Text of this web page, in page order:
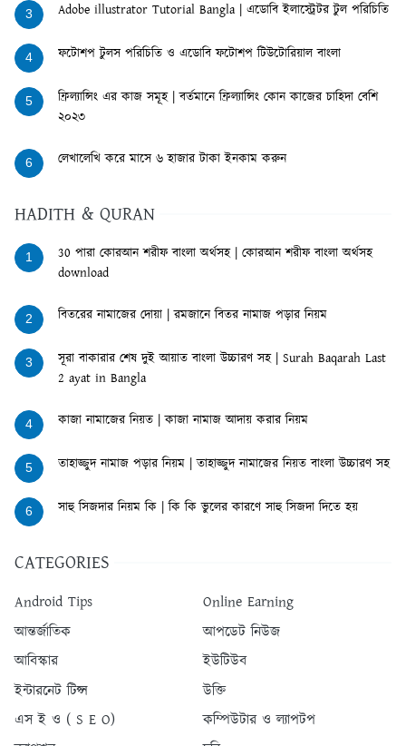
3 Adobe illustrator Tutorial Bangla | এডোবি ইলাস্ট্রেটর টুল পরিচিতি
4 ফটোশপ টুলস পরিচিতি ও এডোবি ফটোশপ টিউটোরিয়াল বাংলা
5
ফ্রিল্যান্সিং এর কাজ সমূহ | বর্তমানে ফ্রিল্যান্সিং কোন কাজের চাহিদা বেশি
২০২৩
6 লেখালেখি করে মাসে ৬ হাজার টাকা ইনকাম করুন
HADITH & QURAN
1
30 পারা কোরআন শরীফ বাংলা অর্থসহ | কোরআন শরীফ বাংলা অর্থসহ
download
2 বিতরের নামাজের দোয়া | রমজানে বিতর নামাজ পড়ার নিয়ম
3
সূরা বাকারার শেষ দুই আয়াত বাংলা উচ্চারণ সহ | Surah Baqarah Last
2 ayat in Bangla
4 কাজা নামাজের নিয়ত | কাজা নামাজ আদায় করার নিয়ম
5 তাহাজ্জুদ নামাজ পড়ার নিয়ম | তাহাজ্জুদ নামাজের নিয়ত বাংলা উচ্চারণ সহ
6 সাহু সিজদার নিয়ম কি | কি কি ভুলের কারণে সাহু সিজদা দিতে হয়
CATEGORIES
Android Tips
Online Earning
আন্তর্জাতিক
আপডেট নিউজ
আবিস্কার
ইউটিউব
ইন্টারনেট টিপ্স
উক্তি
এস ই ও ( S E O)
কম্পিউটার ও ল্যাপটপ